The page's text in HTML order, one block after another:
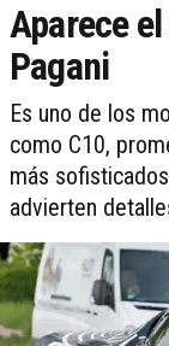
Aparece
Pagani
Es uno de los
como C10,
más
advierten